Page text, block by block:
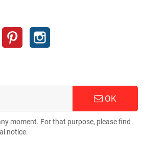
YouTube Pinterest
OK
moment. For that purpose, please find
notice.